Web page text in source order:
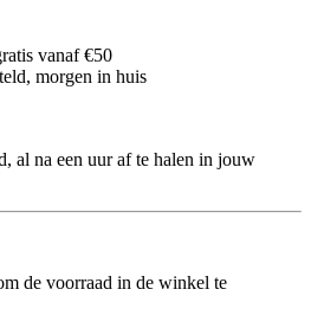
vanaf €50
morgen in huis
al na een uur af te halen in jouw
de voorraad in de winkel te